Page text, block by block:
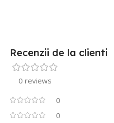
Recenzii de la clienti
0 reviews
0
0